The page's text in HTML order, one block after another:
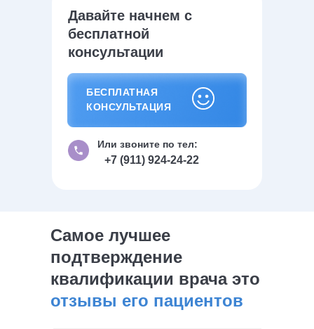
Давайте начнем с
бесплатной
консультации
Или звоните по тел:
+7 (911) 924-24-22
БЕСПЛАТНАЯ
КОНСУЛЬТАЦИЯ
БЕСПЛАТНАЯ КОНСУЛЬТАЦИЯ
Самое лучшее
подтверждение
квалификации врача это
отзывы его пациентов